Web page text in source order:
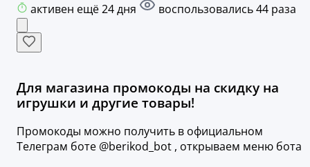
активен ещё 24 дня
воспользовались 44 раза
Для магазина промокоды на скидку на
игрушки и другие товары!
Промокоды можно получить в официальном
Телеграм боте @berikod_bot , открываем меню бота